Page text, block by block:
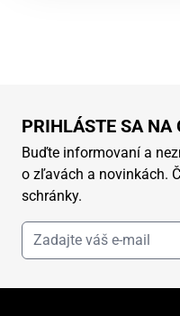
PRIHLÁSTE SA NA
Buďte informovaní a
o zľavách a novinkách.
schránky.